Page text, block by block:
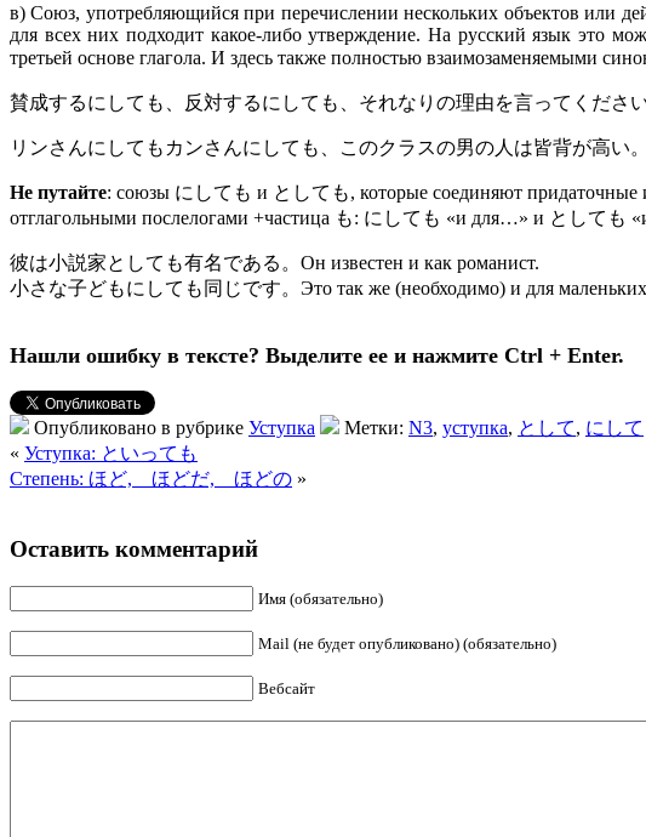
в) Союз, употребляющийся при перечислении нескольких объектов или
для всех них подходит какое-либо утверждение. На русский язык это
третьей основе глагола. И здесь также полностью взаимозаменяемыми
賛成するにしても、反対するにしても、それなりの理由を言ってください
リンさんにしてもカンさんにしても、このクラスの男の人は皆背が高い。
Не путайте: союзы にしても и としても, которые соединяют придаточные
отглагольными послелогами +частица も: にしても «и для…» и としても
彼は小説家としても有名である。Он известен и как романист.
小さな子どもにしても同じです。Это так же (необходимо) и для маленьких
Нашли ошибку в тексте? Выделите ее и нажмите Ctrl + Enter.
Опубликовано в рубрике Уступка Метки: N3, уступка, として, にして
« Уступка: といっても
Степень: ほど, ほどだ, ほどの »
Оставить комментарий
Имя (обязательно)
Mail (не будет опубликовано) (обязательно)
Вебсайт